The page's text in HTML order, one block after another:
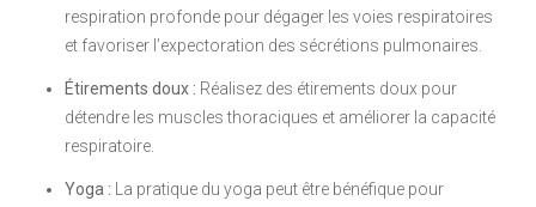
respiration profonde pour dégager les voies respiratoires
et favoriser l’expectoration des sécrétions pulmonaires.
Étirements doux : Réalisez des étirements doux pour
détendre les muscles thoraciques et améliorer la capacité
respiratoire.
Yoga : La pratique du yoga peut être bénéfique pour